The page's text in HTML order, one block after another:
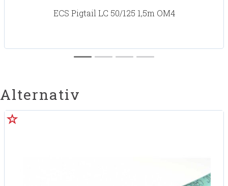
ECS Pigtail LC 50/125 1,5m OM4
Alternativ